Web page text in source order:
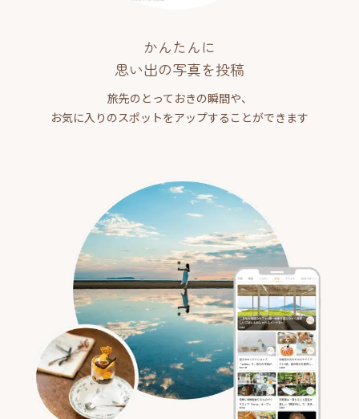
かんたんに
思い出の写真を投稿
旅先のとっておきの瞬間や、
お気に入りのスポットをアップすることができます